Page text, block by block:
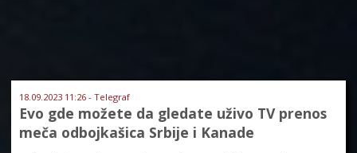
18.09.2023 11:26 - Telegraf
Evo gde možete da gledate uživo TV prenos
meča odbojkašica Srbije i Kanade